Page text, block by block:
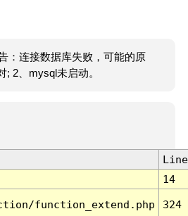
：连接数据库失败，可能的原
; 2、mysql未启动。
Line
14
function_extend.php 324